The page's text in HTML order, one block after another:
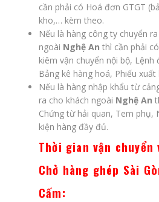
cần phải có Hoá đơn GTGT
kho,… kèm theo.
Nếu là hàng công ty chuyển
ngoài Nghệ An thì cần phải
kiêm vận chuyển nội bộ, Lệnh
Bảng kê hàng hoá, Phiếu
Nếu là hàng nhập khẩu từ
ra cho khách ngoài Nghệ An
Chứng từ hải quan, Tem phụ,
kiện hàng đầy đủ.
Thời gian vận chuyển
Chở hàng ghép Sài
Cấm: